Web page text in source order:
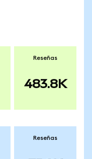
Reseñas
483.8K
Reseñas